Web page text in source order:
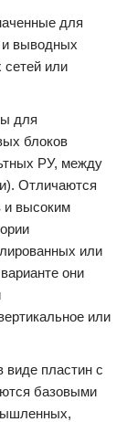
для
выводных
или
для
блоков
РУ, между
Отличаются
и высоким
или
они
или
пластин с
базовыми